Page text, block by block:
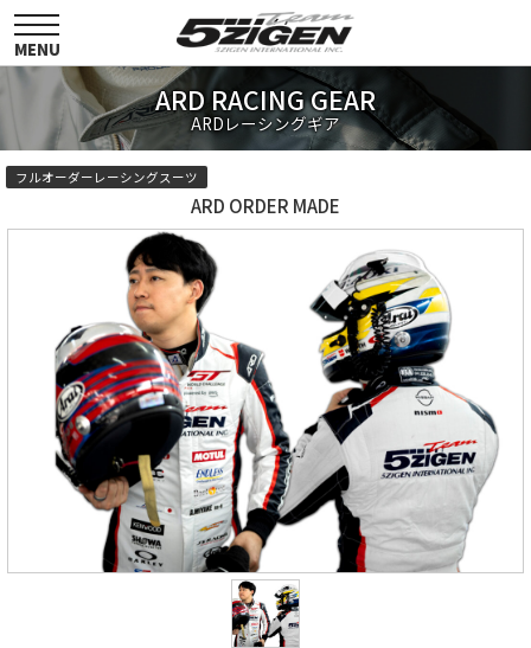
toggle
navigation
MENU
ARD RACING GEAR
ARDレーシングギア
フルオーダーレーシングスーツ
ARD ORDER MADE